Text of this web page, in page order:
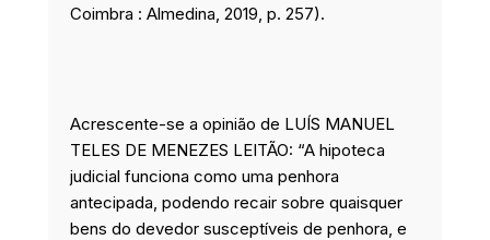
Coimbra : Almedina, 2019, p. 257).
Acrescente-se a opinião de LUÍS MANUEL
TELES DE MENEZES LEITÃO: “A hipoteca
judicial funciona como uma penhora
antecipada, podendo recair sobre quaisquer
bens do devedor susceptíveis de penhora, e